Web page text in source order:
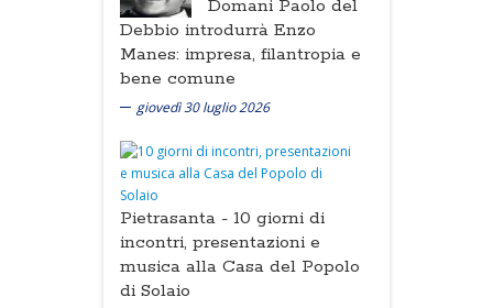
Domani Paolo del
Debbio introdurrà Enzo
Manes: impresa, filantropia e
bene comune
giovedì 30 luglio 2026
Pietrasanta - 10 giorni di
incontri, presentazioni e
musica alla Casa del Popolo
di Solaio